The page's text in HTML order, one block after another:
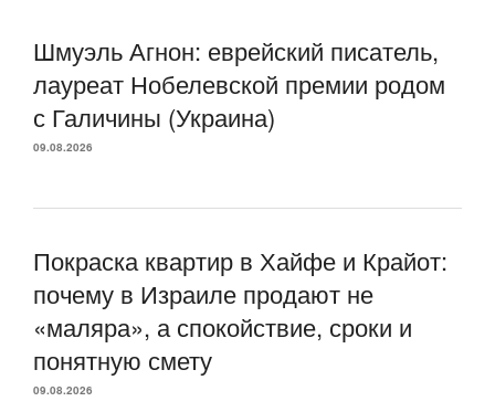
Шмуэль Агнон: еврейский писатель,
лауреат Нобелевской премии родом
с Галичины (Украина)
09.08.2026
Покраска квартир в Хайфе и Крайот:
почему в Израиле продают не
«маляра», а спокойствие, сроки и
понятную смету
09.08.2026